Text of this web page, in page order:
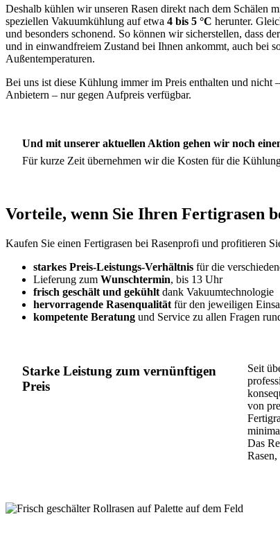
Deshalb kühlen wir unseren Rasen direkt nach dem Schälen
speziellen Vakuumkühlung auf etwa 4 bis 5 °C herunter.
und besonders schonend. So können wir sicherstellen, dass
und in einwandfreiem Zustand bei Ihnen ankommt, auch bei
Außentemperaturen.
Bei uns ist diese Kühlung immer im Preis enthalten und nicht
Anbietern – nur gegen Aufpreis verfügbar.
Und mit unserer aktuellen Aktion gehen wir noch
Für kurze Zeit übernehmen wir die Kosten für die
Vorteile, wenn Sie Ihren Fertigrasen
Kaufen Sie einen Fertigrasen bei Rasenprofi und profitieren
starkes Preis-Leistungs-Verhältnis für die
Lieferung zum Wunschtermin, bis 13 Uhr
frisch geschält und gekühlt dank Vakuumtechnologie
hervorragende Rasenqualität für den jeweiligen
kompetente Beratung und Service zu allen Fragen
Starke Leistung zum vernünftigen
Preis
Seit
von
Das